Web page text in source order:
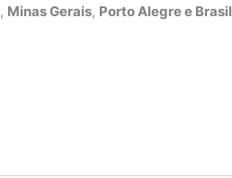
, Minas Gerais, Porto Alegre e Brasil